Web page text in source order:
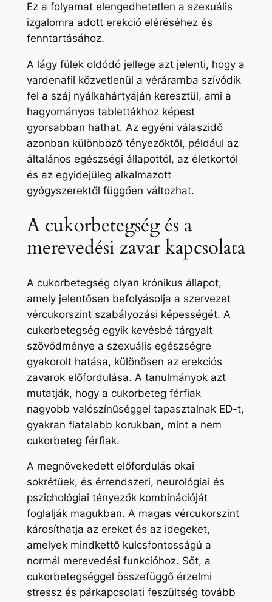
Ez a folyamat elengedhetetlen a szexuális
izgalomra adott erekció eléréséhez és
fenntartásához.
A lágy fülek oldódó jellege azt jelenti, hogy a
vardenafil közvetlenül a véráramba szívódik
fel a száj nyálkahártyáján keresztül, ami a
hagyományos tablettákhoz képest
gyorsabban hathat. Az egyéni válaszidő
azonban különböző tényezőktől, például az
általános egészségi állapottól, az életkortól
és az egyidejűleg alkalmazott
gyógyszerektől függően változhat.
A cukorbetegség és a
merevedési zavar kapcsolata
A cukorbetegség olyan krónikus állapot,
amely jelentősen befolyásolja a szervezet
vércukorszint szabályozási képességét. A
cukorbetegség egyik kevésbé tárgyalt
szövődménye a szexuális egészségre
gyakorolt ​​hatása, különösen az erekciós
zavarok előfordulása. A tanulmányok azt
mutatják, hogy a cukorbeteg férfiak
nagyobb valószínűséggel tapasztalnak ED-t,
gyakran fiatalabb korukban, mint a nem
cukorbeteg férfiak.
A megnövekedett előfordulás okai
sokrétűek, és érrendszeri, neurológiai és
pszichológiai tényezők kombinációját
foglalják magukban. A magas vércukorszint
károsíthatja az ereket és az idegeket,
amelyek mindkettő kulcsfontosságú a
normál merevedési funkcióhoz. Sőt, a
cukorbetegséggel összefüggő érzelmi
stressz és párkapcsolati feszültség tovább